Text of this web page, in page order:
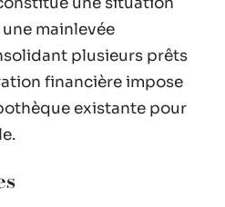
mainlevée
plusieurs prêts
financière impose
existante pour